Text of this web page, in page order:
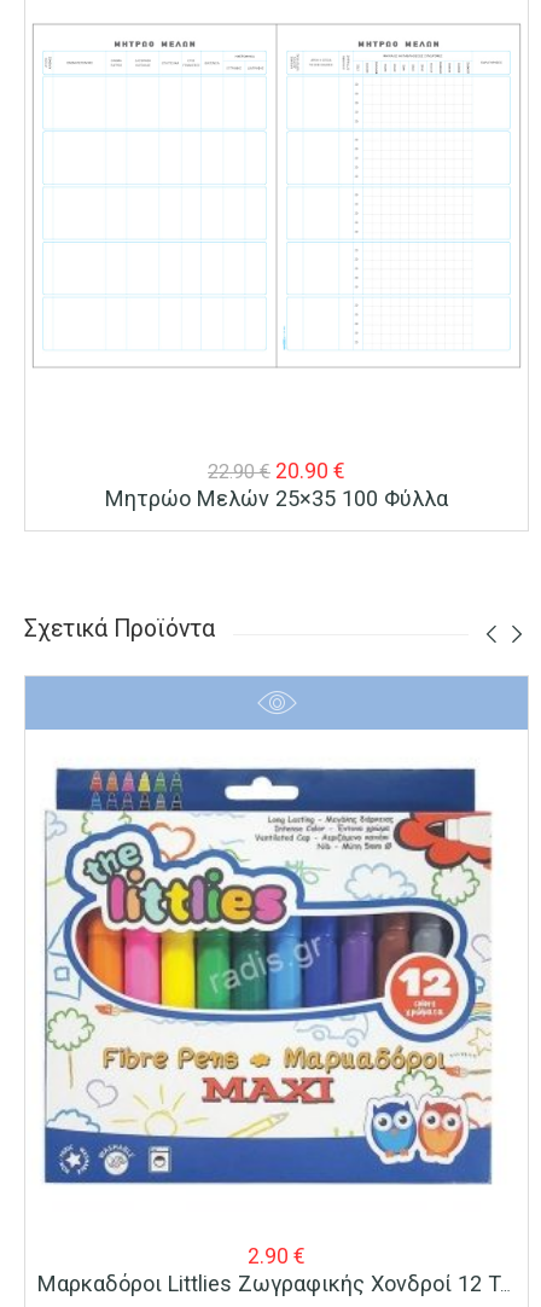
22.90€ Original
price
20.90 €
τρέχουσα
Μητρώο Μελών 25×35 100 Φύλλα
Σχετικά Προϊόντα
2.90 €
Μαρκαδόροι Littlies Ζωγραφικής Χονδροί 12 Τεμ.